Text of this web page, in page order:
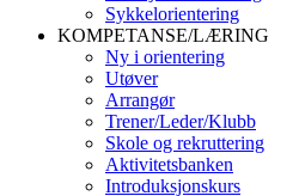
Sykkelorientering
KOMPETANSE/LÆRING
Ny i orientering
Utøver
Arrangør
Trener/Leder/Klubb
Skole og rekruttering
Aktivitetsbanken
Introduksjonskurs